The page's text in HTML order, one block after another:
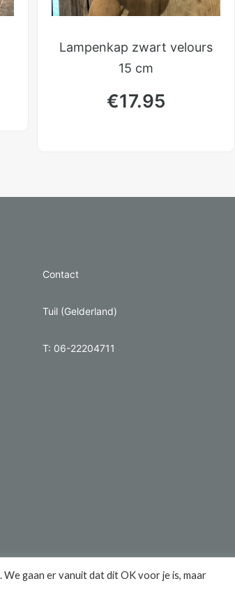
Lampenkap zwart velours
15 cm
€17.95
Contact
Tuil (Gelderland)
T: 06-22204711
gaan er vanuit dat dit OK voor je is, maar